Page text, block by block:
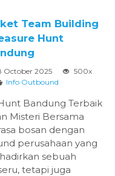
Team Building
Hunt
October 2025
500x
Info Outbound
Bandung Terbaik
Misteri Bersama
bosan dengan
perusahaan yang
sebuah
tetapi juga